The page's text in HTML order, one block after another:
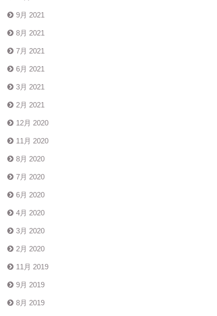
9月 2021
8月 2021
7月 2021
6月 2021
3月 2021
2月 2021
12月 2020
11月 2020
8月 2020
7月 2020
6月 2020
4月 2020
3月 2020
2月 2020
11月 2019
9月 2019
8月 2019